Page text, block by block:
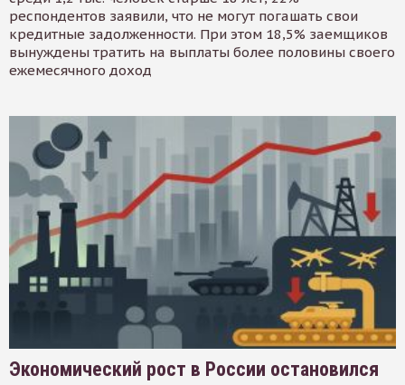
респондентов заявили, что не могут погашать свои
кредитные задолженности. При этом 18,5% заемщиков
вынуждены тратить на выплаты более половины своего
ежемесячного доход
Экономический рост в России остановился